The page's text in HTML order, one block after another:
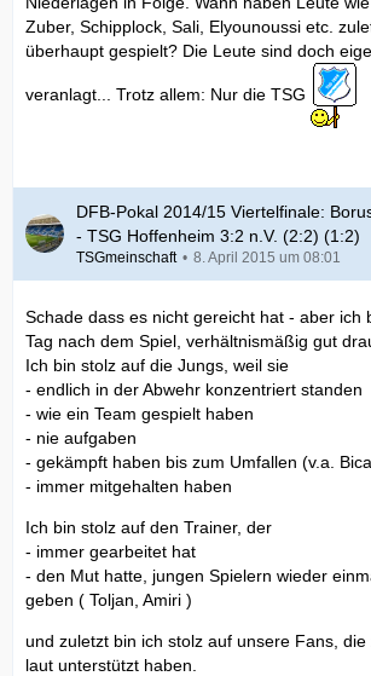
Zuber, Schipplock, Sali, Elyounoussi etc.
überhaupt gespielt? Die Leute sind doch
veranlagt... Trotz allem: Nur die TSG
DFB-Pokal 2014/15 Viertelfinale:
- TSG Hoffenheim 3:2 n.V. (2:2) (1:2)
TSGmeinschaft 8. April 2015 um 08:01
Schade dass es nicht gereicht hat - aber ich
Tag nach dem Spiel, verhältnismäßig gut
Ich bin stolz auf die Jungs, weil sie
- endlich in der Abwehr konzentriert standen
- wie ein Team gespielt haben
- nie aufgaben
- gekämpft haben bis zum Umfallen (v.a.
- immer mitgehalten haben
Ich bin stolz auf den Trainer, der
- immer gearbeitet hat
- den Mut hatte, jungen Spielern wieder
geben ( Toljan, Amiri )
und zuletzt bin ich stolz auf unsere Fans, die
laut unterstützt haben.